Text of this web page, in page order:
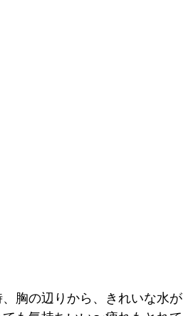
胸の辺りから、きれいな水が